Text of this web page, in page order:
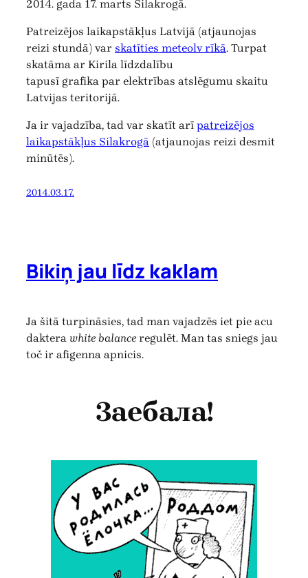
2014. gada 17. marts Silakrogā.
Patreizējos laikapstākļus Latvijā (atjaunojas
reizi stundā) var skatīties meteolv rīkā. Turpat
skatāma ar Kirila līdzdalību
tapusī grafika par elektrības atslēgumu skaitu
Latvijas teritorijā.
Ja ir vajadzība, tad var skatīt arī patreizējos
laikapstākļus Silakrogā (atjaunojas reizi desmit
minūtēs).
2014.03.17.
Bikiņ jau līdz kaklam
Ja šitā turpināsies, tad man vajadzēs iet pie acu
daktera white balanceregulēt. Man tas sniegs jau
toč ir afigenna apnicis.
Заебала!